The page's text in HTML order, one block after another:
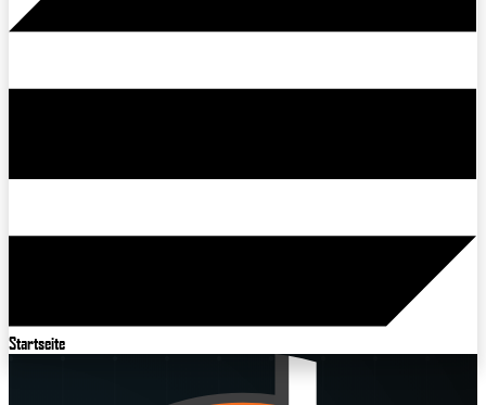
Startseite